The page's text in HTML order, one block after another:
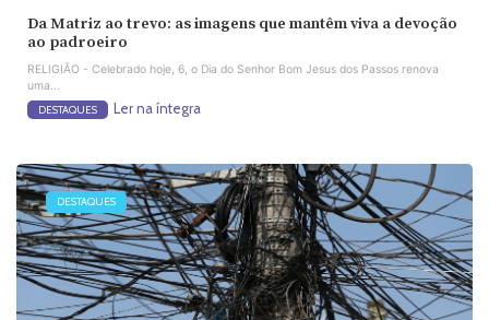
Da Matriz ao trevo: as imagens que mantêm viva a devoção
ao padroeiro
RELIGIÃO - Celebrado hoje, 6, o Dia do Senhor Bom Jesus dos Passos renova
uma...
DESTAQUES Ler na íntegra
DESTAQUES